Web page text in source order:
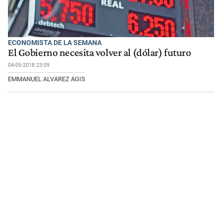
ECONOMISTA DE LA SEMANA
El Gobierno necesita volver al (dólar) futuro
04-05-2018 23:09
EMMANUEL ALVAREZ AGIS